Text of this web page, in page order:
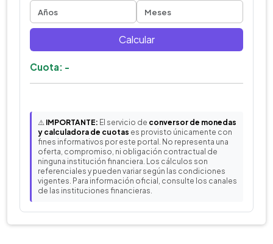
Calcular
Cuota: -
⚠️ IMPORTANTE: El servicio de conversor de monedas
y calculadora de cuotas es provisto únicamente con
fines informativos por este portal. No representa una
oferta, compromiso, ni obligación contractual de
ninguna institución financiera. Los cálculos son
referenciales y pueden variar según las condiciones
vigentes. Para información oficial, consulte los canales
de las instituciones financieras.